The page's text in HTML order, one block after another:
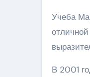
Учеба
В 2001